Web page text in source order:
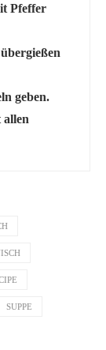
Pfeffer
geben.
SUPPE